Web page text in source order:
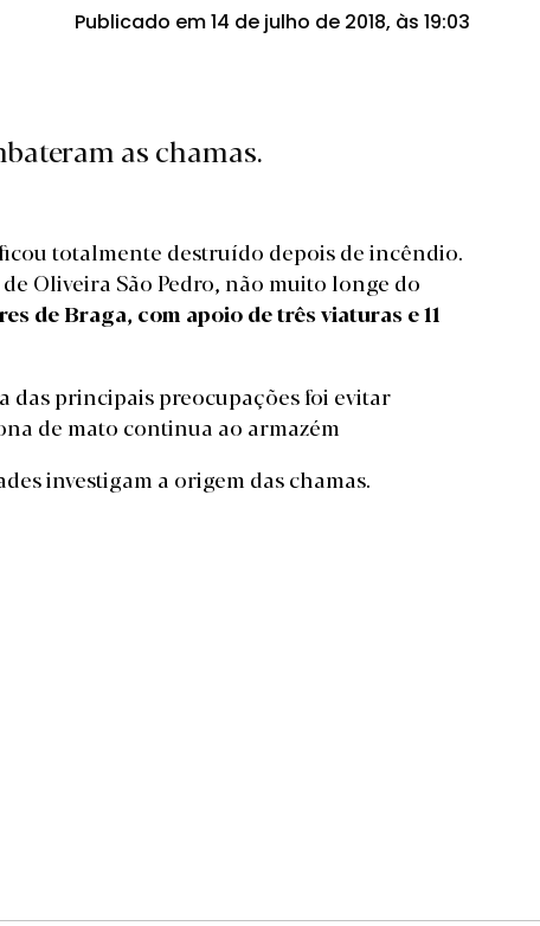
Publicado em 14 de julho de 2018, às 19:03
as chamas.
totalmente destruído depois de incêndio.
Oliveira São Pedro, não muito longe do
de Braga, com apoio de três viaturas e 11
das principais preocupações foi evitar
de mato continua ao armazém
investigam a origem das chamas.